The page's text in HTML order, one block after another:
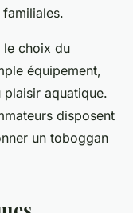
le choix du
équipement,
plaisir aquatique.
disposent
un toboggan